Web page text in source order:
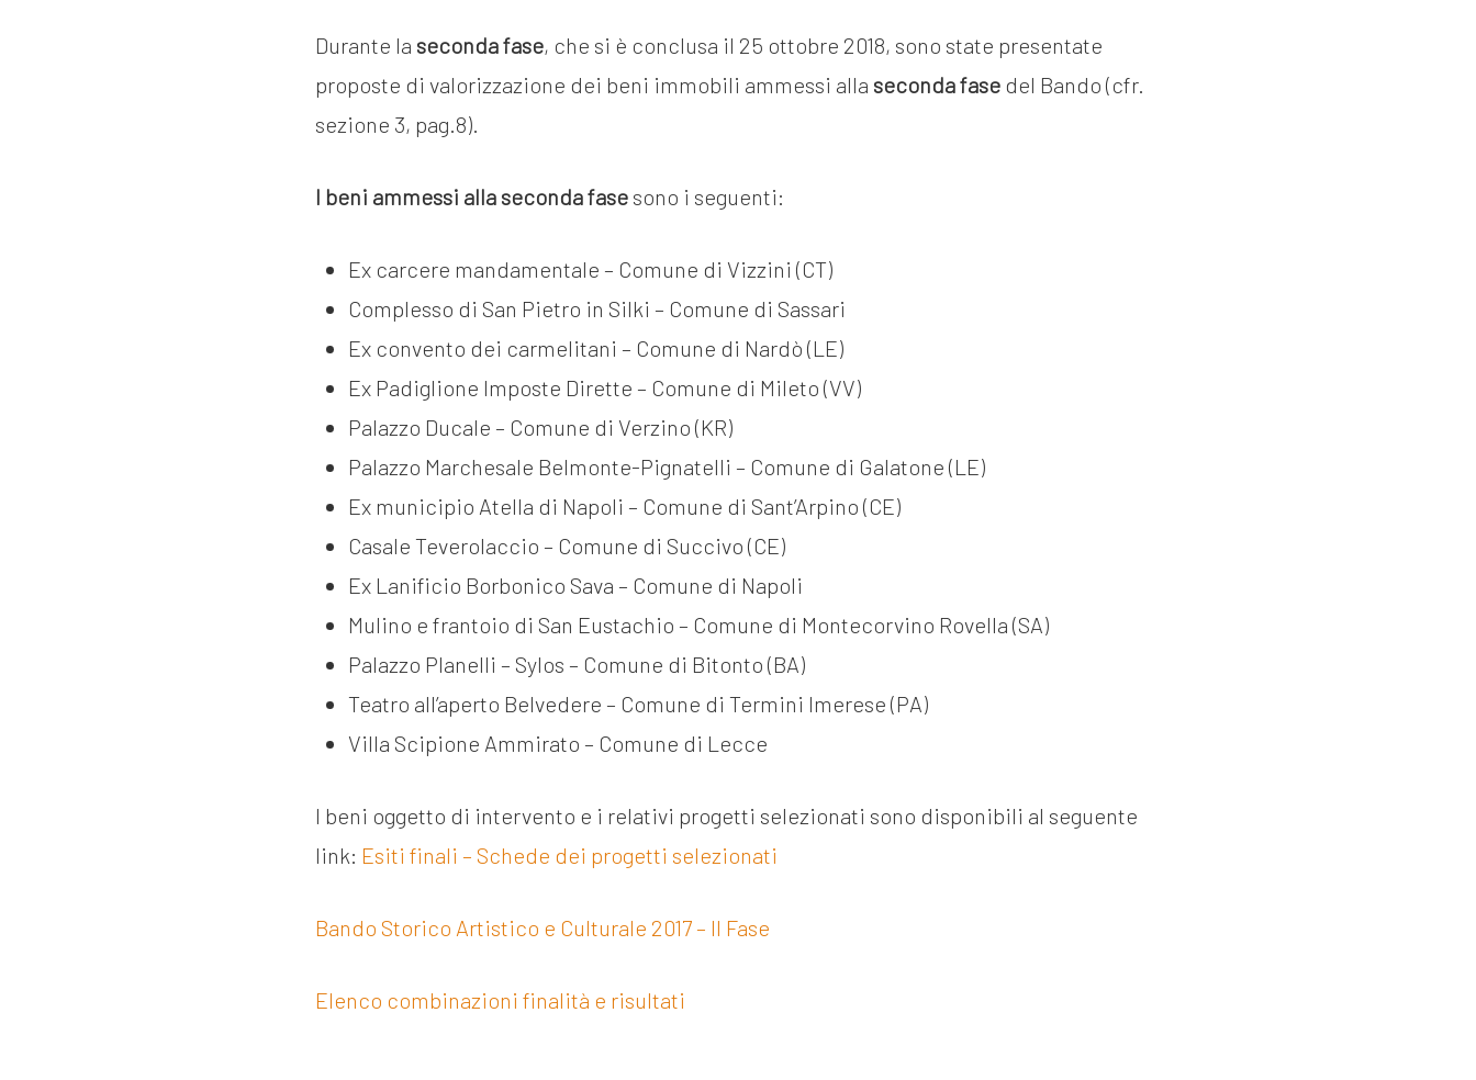
Durante la seconda fase, che si è conclusa il 25 ottobre 2018, sono state presentate
proposte di valorizzazione dei beni immobili ammessi alla seconda fase del Bando (cfr.
sezione 3, pag.8).
I beni ammessi alla seconda fase sono i seguenti:
Ex carcere mandamentale – Comune di Vizzini (CT)
Complesso di San Pietro in Silki – Comune di Sassari
Ex convento dei carmelitani – Comune di Nardò (LE)
Ex Padiglione Imposte Dirette – Comune di Mileto (VV)
Palazzo Ducale – Comune di Verzino (KR)
Palazzo Marchesale Belmonte-Pignatelli – Comune di Galatone (LE)
Ex municipio Atella di Napoli – Comune di Sant’Arpino (CE)
Casale Teverolaccio – Comune di Succivo (CE)
Ex Lanificio Borbonico Sava – Comune di Napoli
Mulino e frantoio di San Eustachio – Comune di Montecorvino Rovella (SA)
Palazzo Planelli – Sylos – Comune di Bitonto (BA)
Teatro all’aperto Belvedere – Comune di Termini Imerese (PA)
Villa Scipione Ammirato – Comune di Lecce
I beni oggetto di intervento e i relativi progetti selezionati sono disponibili al seguente
link: Esiti finali – Schede dei progetti selezionati
Bando Storico Artistico e Culturale 2017 – II Fase
Elenco combinazioni finalità e risultati